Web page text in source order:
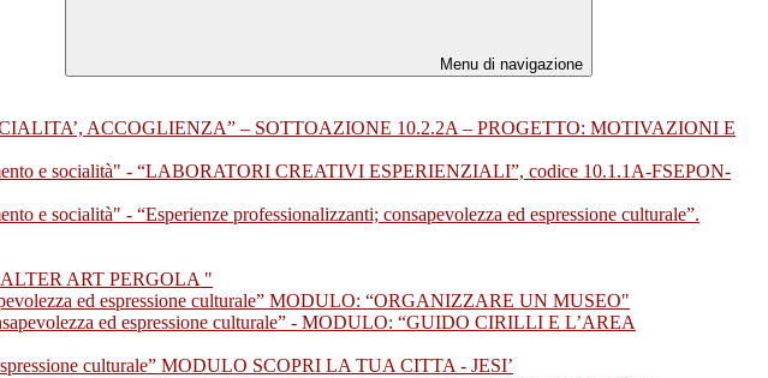
Menu di navigazione
ACCOGLIENZA” – SOTTOAZIONE 10.2.2A – PROGETTO: MOTIVAZIONI E
e socialità" - “LABORATORI CREATIVI ESPERIENZIALI”, codice 10.1.1A-FSEPON-
socialità" - “Esperienze professionalizzanti; consapevolezza ed espressione culturale”.
ART PERGOLA "
ed espressione culturale” MODULO: “ORGANIZZARE UN MUSEO"
ed espressione culturale” - MODULO: “GUIDO CIRILLI E L’AREA
culturale” MODULO SCOPRI LA TUA CITTA - JESI’